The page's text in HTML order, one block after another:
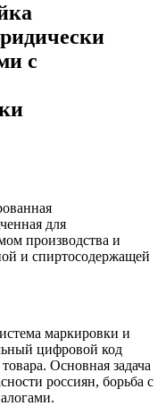
с
для
производства и
и спиртосодержащей
маркировки и
цифровой код
Основная задача
россиян, борьба с